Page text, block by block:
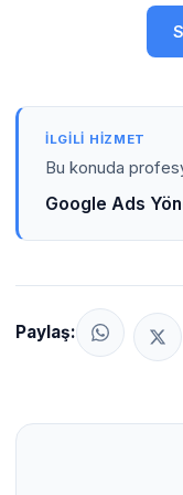
İLGILI HIZMET
Bu konuda
Google Ads
Paylaş: